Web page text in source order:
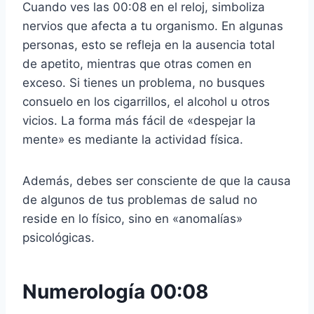
Cuando ves las 00:08 en el reloj, simboliza
nervios que afecta a tu organismo. En algunas
personas, esto se refleja en la ausencia total
de apetito, mientras que otras comen en
exceso. Si tienes un problema, no busques
consuelo en los cigarrillos, el alcohol u otros
vicios. La forma más fácil de «despejar la
mente» es mediante la actividad física.
Además, debes ser consciente de que la causa
de algunos de tus problemas de salud no
reside en lo físico, sino en «anomalías»
psicológicas.
Numerología 00:08